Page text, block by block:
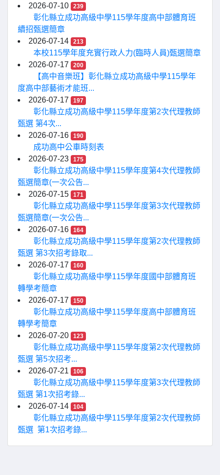
2026-07-10 239
彰化縣立成功高級中學115學年度高中部體育班
續招甄選簡章
2026-07-14
213
本校115學年度充實行政人力(臨時人員)甄選簡章
2026-07-17
200
【高中音樂班】彰化縣立成功高級中學115學年
度高中部藝術才能班...
2026-07-17
197
彰化縣立成功高級中學115學年度第2次代理教師
甄選 第4次...
2026-07-16
190
成功高中公車時刻表
2026-07-23
175
彰化縣立成功高級中學115學年度第4次代理教師
甄選簡章(一次公告...
2026-07-15
171
彰化縣立成功高級中學115學年度第3次代理教師
甄選簡章(一次公告...
2026-07-16
164
彰化縣立成功高級中學115學年度第2次代理教師
甄選 第3次招考錄取...
2026-07-17
160
彰化縣立成功高級中學115學年度國中部體育班
轉學考簡章
2026-07-17
150
彰化縣立成功高級中學115學年度高中部體育班
轉學考簡章
2026-07-20
123
彰化縣立成功高級中學115學年度第2次代理教師
甄選 第5次招考...
2026-07-21
106
彰化縣立成功高級中學115學年度第3次代理教師
甄選 第1次招考錄...
2026-07-14
104
彰化縣立成功高級中學115學年度第2次代理教師
甄選 第1次招考錄...